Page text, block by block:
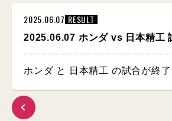
2025.06.07 RESULT
2025.06.07 ホンダ vs 日本精工
ホンダ と 日本精工 の試合が終了